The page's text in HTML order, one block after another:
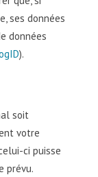
ses données
données
).
soit
votre
ci puisse
prévu.